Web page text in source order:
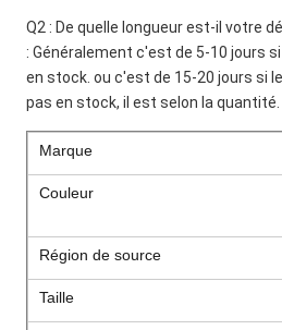
Q2 : De quelle longueur est-il votre
: Généralement c'est de 5-10 jours
en stock. ou c'est de 15-20 jours si
pas en stock, il est selon la quantité.
Marque
Couleur
Région de source
Taille